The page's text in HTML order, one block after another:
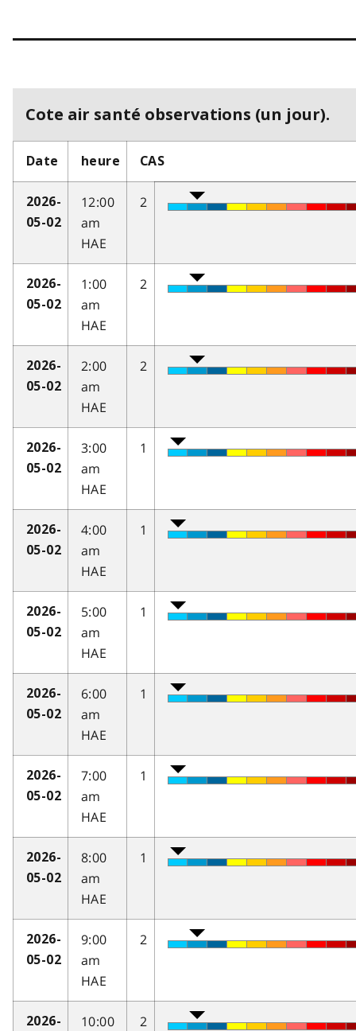
Cote air santé observations (un jour).
Date heure CAS
2026-
05-02
12:00
am
HAE
2
2026-
05-02
1:00
am
HAE
2
2026-
05-02
2:00
am
HAE
2
2026-
05-02
3:00
am
HAE
1
2026-
05-02
4:00
am
HAE
1
2026-
05-02
5:00
am
HAE
1
2026-
05-02
6:00
am
HAE
1
2026-
05-02
7:00
am
HAE
1
2026-
05-02
8:00
am
HAE
1
2026-
05-02
9:00
am
HAE
2
2026-
10:00
2